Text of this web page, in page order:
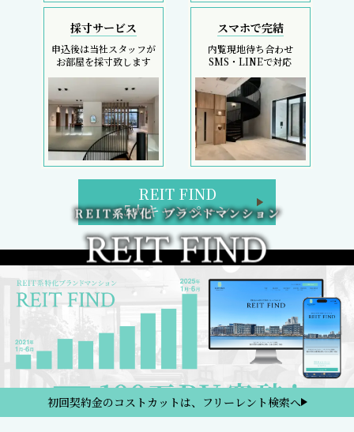
採寸サービス
申込後は当社スタッフが
お部屋を採寸致します
スマホで完結
内覧現地待ち合わせ
SMS・LINEで対応
REIT FIND
5大キャンペーン
初回契約金のコストカットは、フリーレント検索へ